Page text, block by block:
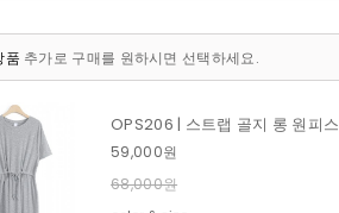
품 추가로 구매를 원하시면 선택하세요.
OPS206 | 스트랩 골지 롱 원피스
59,000원
68,000원